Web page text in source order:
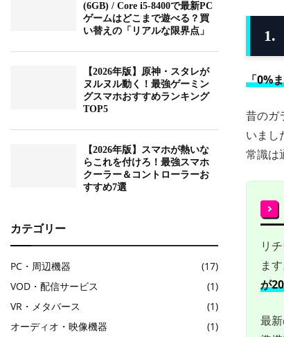
1.
「0%
昔のガ
いまし
常識は
リ
ま
が
最
(6GB) / Core i5-8400で最新PC
ゲームはどこまで遊べる？買
い替えの「リアルな限界点」
【2026年版】原神・スタレが
ヌルヌル動く！最強ゲーミン
グスマホおすすめランキング
TOP5
【2026年版】スマホが熱いな
らこれを付けろ！最強スマホ
クーラー＆コントローラーお
すすめ7選
カテゴリー
PC・周辺機器
(17)
VOD・配信サービス
(1)
VR・メタバース
(1)
オーディオ・映像機器
(1)